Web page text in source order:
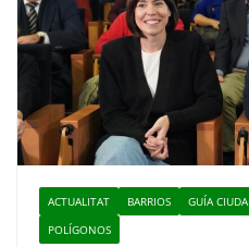
ACTUALITAT BARRIOS GUÍA
POLÍGONOS